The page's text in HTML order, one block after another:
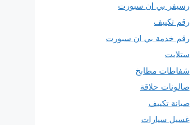
رسيفر بي ان سبورت
رقم تكييف
رقم خدمة بي ان سبورت
ستلايت
شفاطات مطابخ
صالونات حلاقة
صيانة تكييف
غسيل سيارات